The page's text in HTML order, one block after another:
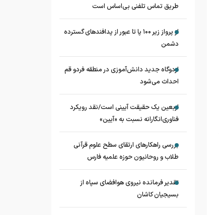
طریق تماس تلفنی بی‌اساس است
از پرواز زیر ۱۰۰ پا تا عبور از پدافند‌های گسترده
دشمن
اردوگاه جدید دانش‌آموزی در منطقه فردو قم
احداث می‌شود
اربعین یک حقیقت آیینی است/نقد رویکرد
فناوری‌انگارانه نسبت به «آیین»
بررسی راهکارهای ارتقای سطح علوم قرآنی
طلاب و روحانیون حوزه علمیه فارس
تقدیر فرمانده نیروی هوافضای سپاه از
بسیجیان کاشان